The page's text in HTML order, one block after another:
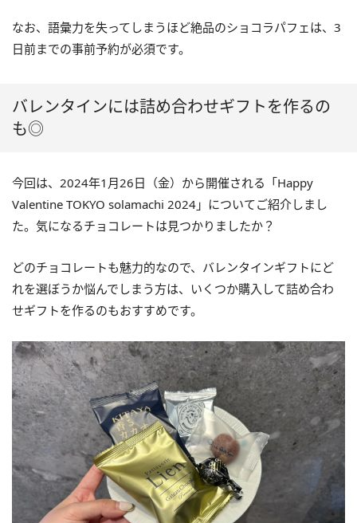
なお、語彙力を失ってしまうほど絶品のショコラパフェは、3
日前までの事前予約が必須です。
バレンタインには詰め合わせギフトを作るの
も◎
今回は、2024年1月26日（金）から開催される「Happy
Valentine TOKYO solamachi 2024」についてご紹介しまし
た。気になるチョコレートは見つかりましたか？
どのチョコレートも魅力的なので、バレンタインギフトにど
れを選ぼうか悩んでしまう方は、いくつか購入して詰め合わ
せギフトを作るのもおすすめです。